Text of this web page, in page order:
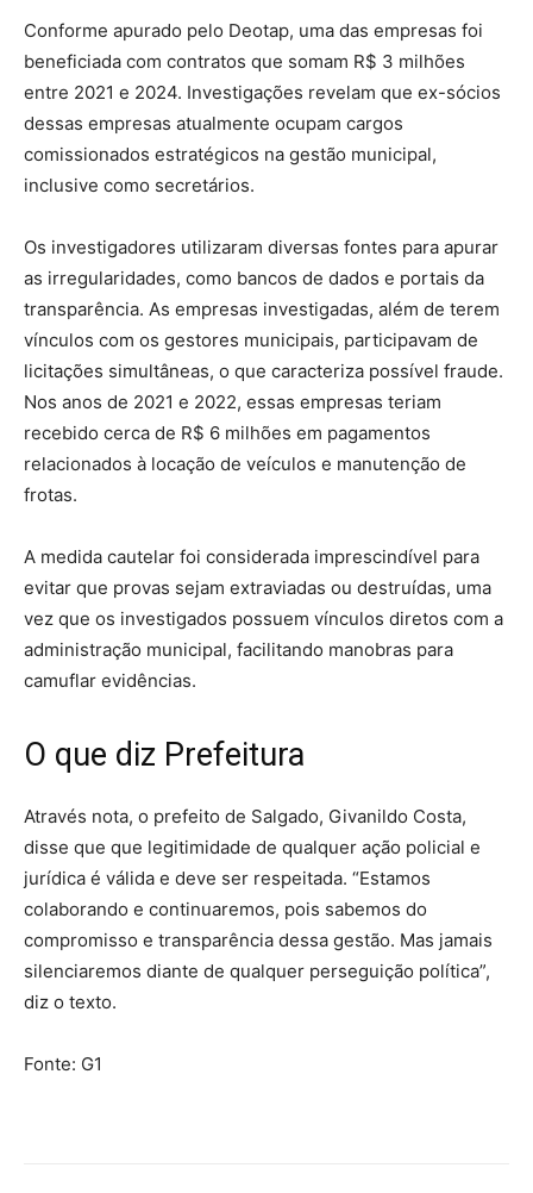
Conforme apurado pelo Deotap, uma das empresas foi
beneficiada com contratos que somam R$ 3 milhões
entre 2021 e 2024. Investigações revelam que ex-sócios
dessas empresas atualmente ocupam cargos
comissionados estratégicos na gestão municipal,
inclusive como secretários.
Os investigadores utilizaram diversas fontes para apurar
as irregularidades, como bancos de dados e portais da
transparência. As empresas investigadas, além de terem
vínculos com os gestores municipais, participavam de
licitações simultâneas, o que caracteriza possível fraude.
Nos anos de 2021 e 2022, essas empresas teriam
recebido cerca de R$ 6 milhões em pagamentos
relacionados à locação de veículos e manutenção de
frotas.
A medida cautelar foi considerada imprescindível para
evitar que provas sejam extraviadas ou destruídas, uma
vez que os investigados possuem vínculos diretos com a
administração municipal, facilitando manobras para
camuflar evidências.
O que diz Prefeitura
Através nota, o prefeito de Salgado, Givanildo Costa,
disse que que legitimidade de qualquer ação policial e
jurídica é válida e deve ser respeitada. “Estamos
colaborando e continuaremos, pois sabemos do
compromisso e transparência dessa gestão. Mas jamais
silenciaremos diante de qualquer perseguição política”,
diz o texto.
Fonte: G1